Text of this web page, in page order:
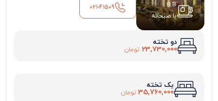
B.B
با صبحانه
021-41509
دو تخته
23,730,000 تومان
یک تخته
35,760,000 تومان